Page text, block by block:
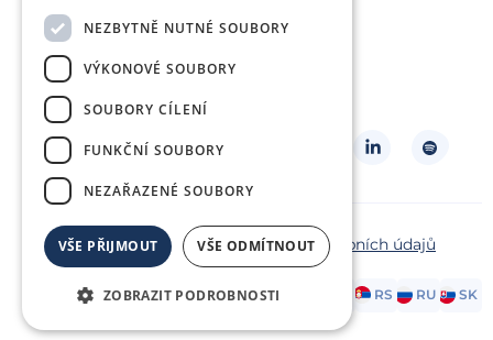
Klientská zóna
Slovníček pojmů
Často kladené dotazy
Ke stažení
Kontakt
Ceník
Sledujte nás
Copyright ©2026 RepromedaOchrana osobních údajů
Zásady cookies
DE EN FR HR HU RS RU SK
NEZBYTNĚ NUTNÉ SOUBORY
VÝKONOVÉ SOUBORY
SOUBORY CÍLENÍ
FUNKČNÍ SOUBORY
NEZAŘAZENÉ SOUBORY
VŠE PŘIJMOUT VŠE ODMÍTNOUT
ZOBRAZIT PODROBNOSTI